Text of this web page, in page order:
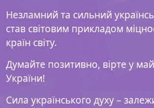
Незламний та сильний
став світовим прикладом
країн світу.
Думайте позитивно, вірте у
України!
Сила українського духу –